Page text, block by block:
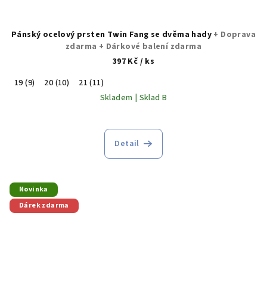
Pánský ocelový prsten Twin Fang se dvěma hady + Doprava
zdarma + Dárkové balení zdarma
397 Kč / ks
19 (9)
20 (10)
21 (11)
Skladem | Sklad B
Detail
Novinka
Dárek zdarma